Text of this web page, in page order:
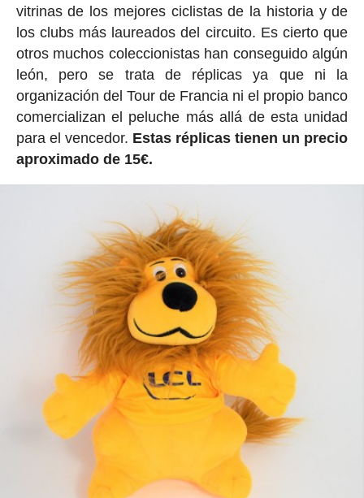
vitrinas de los mejores ciclistas de la historia y de
los clubs más laureados del circuito. Es cierto que
otros muchos coleccionistas han conseguido algún
león, pero se trata de réplicas ya que ni la
organización del Tour de Francia ni el propio banco
comercializan el peluche más allá de esta unidad
para el vencedor. Estas réplicas tienen un precio
aproximado de 15€.